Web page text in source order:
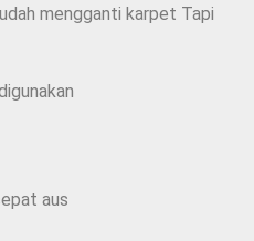
mengganti karpet Tapi
aus